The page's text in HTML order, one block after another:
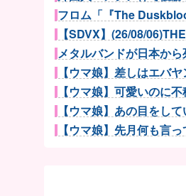
フロム「『The
【SDVX】(26/08/
メタルバンドが日本か
【ウマ娘】差しはエバ
【ウマ娘】可愛いのに
【ウマ娘】あの目をし
【ウマ娘】先月何も言
【悲報】PS独占格ゲー